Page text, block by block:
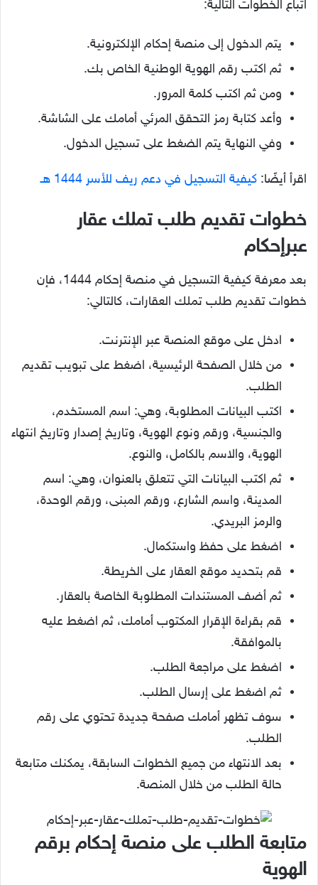
اتباع الخطوات التالية:
يتم الدخول إلى منصة إحكام الإلكترونية.
ثم اكتب رقم الهوية الوطنية الخاص بك.
ومن ثم اكتب كلمة المرور.
وأعد كتابة رمز التحقق المرئي أمامك على الشاشة.
وفي النهاية يتم الضغط على تسجيل الدخول.
اقرأ أيضًا: كيفية التسجيل في دعم ريف للأسر 1444 هـ
خطوات تقديم طلب تملك عقار
عبرإحكام
بعد معرفة كيفية التسجيل في منصة إحكام 1444، فإن
خطوات تقديم طلب تملك العقارات، كالتالي:
ادخل على موقع المنصة عبر الإنترنت.
من خلال الصفحة الرئيسية، اضغط على تبويب تقديم
الطلب.
اكتب البيانات المطلوبة، وهي: اسم المستخدم،
والجنسية، ورقم ونوع الهوية، وتاريخ إصدار وتاريخ انتهاء
الهوية، والاسم بالكامل، والنوع.
ثم اكتب البيانات التي تتعلق بالعنوان، وهي: اسم
المدينة، واسم الشارع، ورقم المبنى، ورقم الوحدة،
والرمز البريدي.
اضغط على حفظ واستكمال.
قم بتحديد موقع العقار على الخريطة.
ثم أضف المستندات المطلوبة الخاصة بالعقار.
قم بقراءة الإقرار المكتوب أمامك، ثم اضغط عليه
بالموافقة.
اضغط على مراجعة الطلب.
ثم اضغط على إرسال الطلب.
سوف تظهر أمامك صفحة جديدة تحتوي على رقم
الطلب.
بعد الانتهاء من جميع الخطوات السابقة، يمكنك متابعة
حالة الطلب من خلال المنصة.
متابعة الطلب على منصة إحكام برقم
الهوية